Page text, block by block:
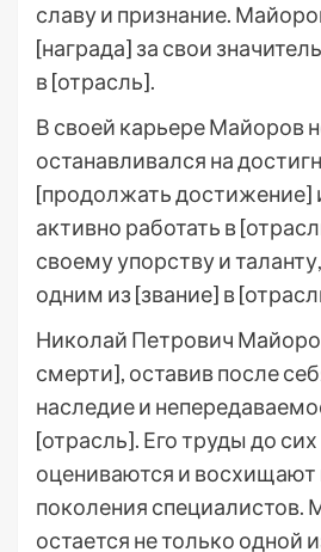
славу и признание.
[награда] за свои
в [отрасль].
В своей карьере Майоров
останавливался на
[продолжать достижение]
активно работать в
своему упорству и
одним из [звание] в
Николай Петрович
смерти], оставив после
наследие и
[отрасль]. Его труды до
оцениваются и
поколения специалистов.
остается не только одной